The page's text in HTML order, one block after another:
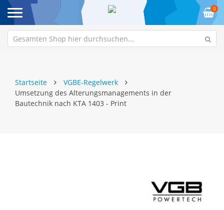
0
Startseite
VGBE-Regelwerk
Umsetzung des Alterungsmanagements in der
Bautechnik nach KTA 1403 - Print